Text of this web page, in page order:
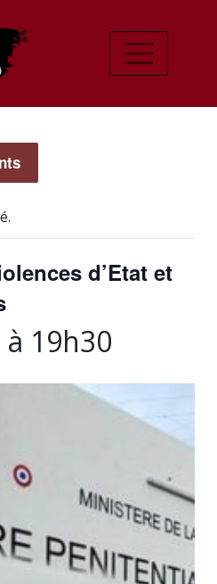
d’Etat et
19h30